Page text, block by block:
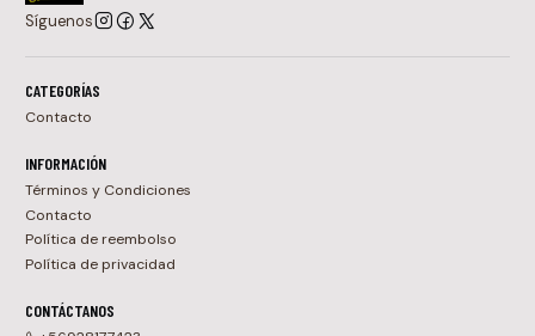
Síguenos
CATEGORÍAS
Contacto
INFORMACIÓN
Términos y Condiciones
Contacto
Política de reembolso
Política de privacidad
CONTÁCTANOS